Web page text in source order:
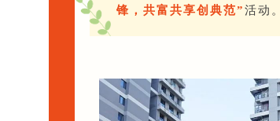
锋，共富共享创典范”活动。